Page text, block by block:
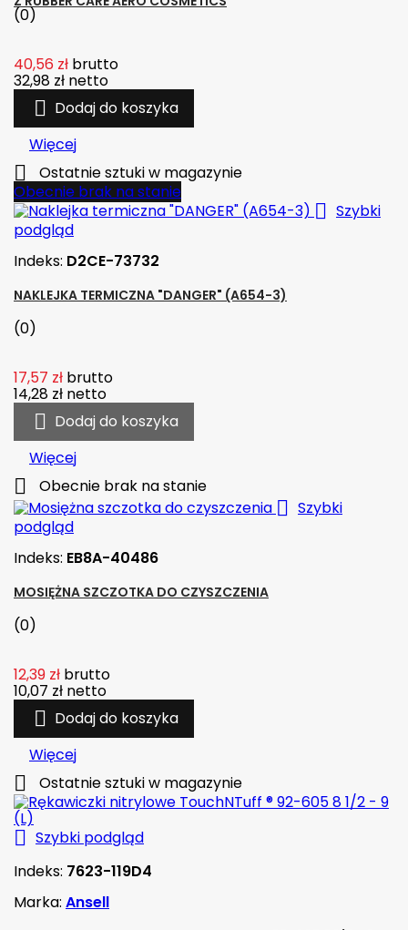
(0)
40,56 zł brutto
32,98 zł netto
 Dodaj do koszyka
Więcej

Ostatnie sztuki w magazynie
Obecnie brak na stanie
 Szybki
podgląd
Indeks: D2CE-73732
NAKLEJKA TERMICZNA "DANGER" (A654-3)
(0)
17,57 zł brutto
14,28 zł netto
 Dodaj do koszyka
Więcej
 Obecnie brak na stanie
 Szybki
podgląd
Indeks: EB8A-40486
MOSIĘŻNA SZCZOTKA DO CZYSZCZENIA
(0)
12,39 zł brutto
10,07 zł netto
 Dodaj do koszyka
Więcej
 Ostatnie sztuki w magazynie
 Szybki podgląd
Indeks: 7623-119D4
Marka: Ansell